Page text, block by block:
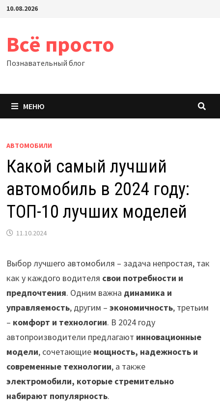
Перейти
10.08.2026
Всё просто
Познавательный блог
МЕНЮ
АВТОМОБИЛИ
Какой самый лучший
автомобиль в 2024 году:
ТОП-10 лучших моделей
11.10.2024
Выбор лучшего автомобиля – задача непростая, так
как у каждого водителя свои потребности и
предпочтения. Одним важна динамика и
управляемость, другим – экономичность, третьим
– комфорт и технологии. В 2024 году
автопроизводители предлагают инновационные
модели, сочетающие мощность, надежность и
современные технологии, а также
электромобили, которые стремительно
набирают популярность.